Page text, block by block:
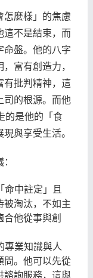
怎麼樣」的焦慮
這不是結束，而
命盤。他的八字
富有創造力，
有批判精神，這
司的根源。而他
的是他的「食
與享受生活。
命中註定」且
被淘汰，不如主
他從事與創
專業知識與人
問。他可以先從
諮詢服務，這與